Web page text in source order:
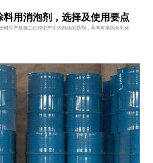
料用消泡剂，选择及使用要点
料生产及施工过程中产生的泡沫的助剂，具有可靠的自乳化